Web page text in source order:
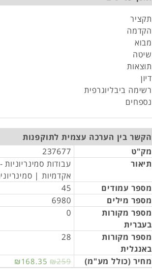
תקציר
הקדמה
מבוא
שיטה
תוצאות
דיון
רשימה ביבליוגרפית
נספחים
הקשר בין הערכה עצמית לתוקפנות
מק"ט
237677
תיאור
עבודות
אקדמיות |
מספר עמודים
45
מספר מילים
6980
מספר מקורות
בעברית
0
מספר מקורות
באנגלית
28
מחיר (כולל מע"מ) ₪168.35 ₪259